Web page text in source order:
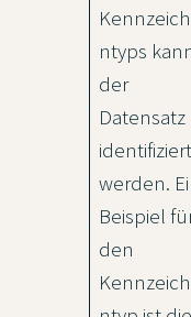
ntyps
der
Datensatz
identifiziert
werden.
Beispiel
den